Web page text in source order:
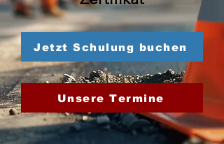
Jetzt Schulung buchen
Unsere Termine